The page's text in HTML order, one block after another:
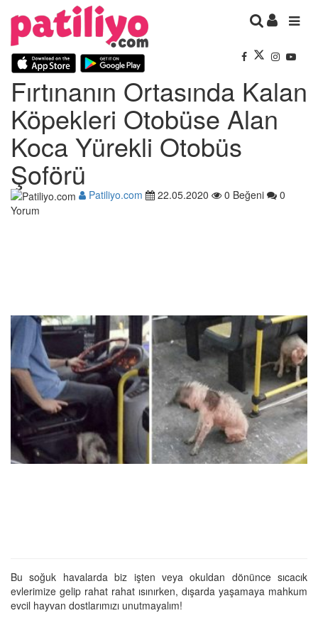
Fırtınanın Ortasında Kalan
Köpekleri Otobüse Alan
Koca Yürekli Otobüs
Şoförü
Patiliyo.com 22.05.2020 0 Beğeni
0
Yorum
Bu soğuk havalarda biz işten veya okuldan dönünce sıcacık
evlerimize gelip rahat rahat ısınırken, dışarda yaşamaya mahkum
evcil hayvan dostlarımızı unutmayalım!